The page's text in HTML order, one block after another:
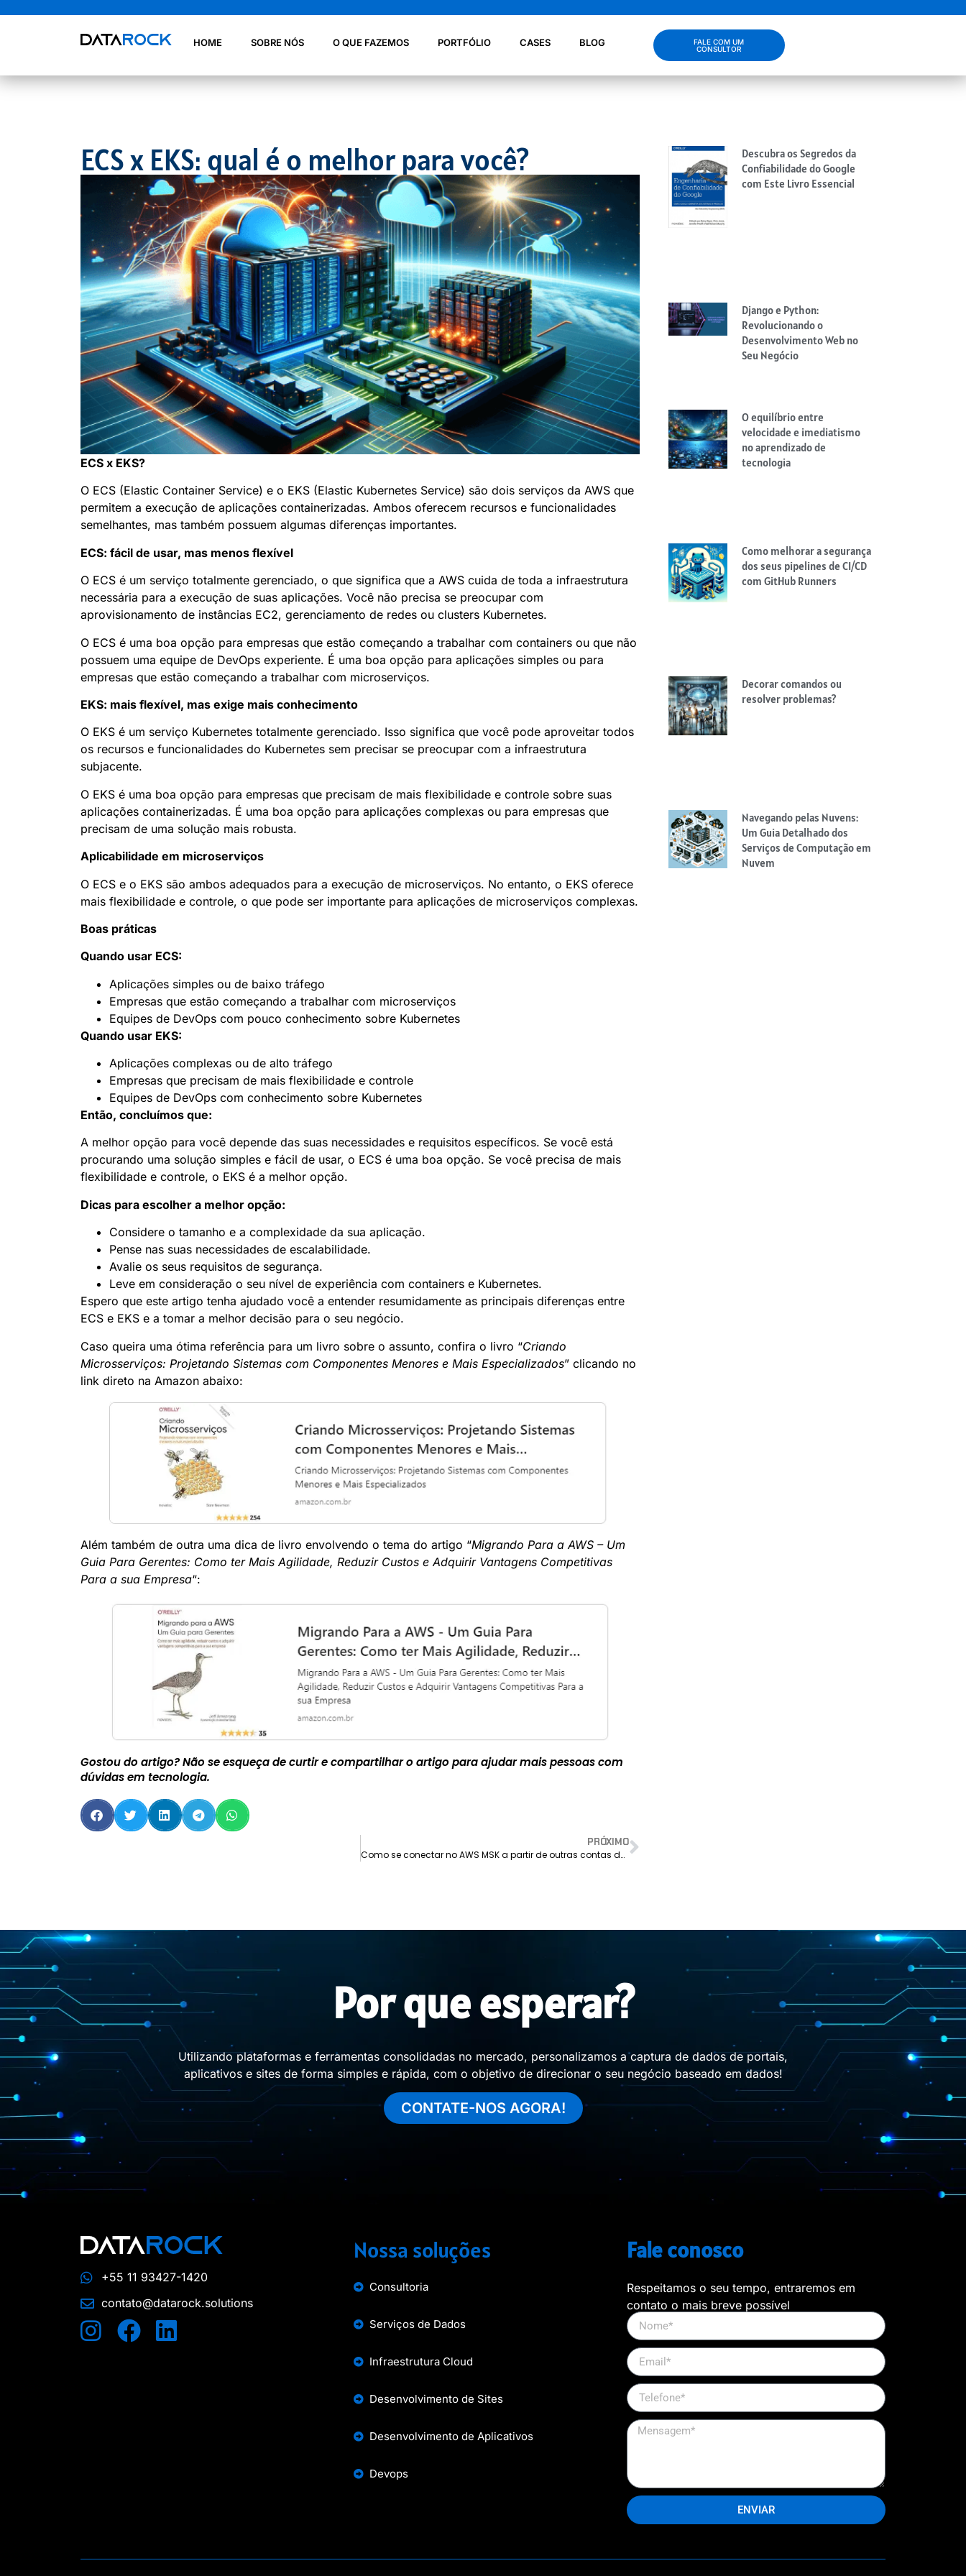
HOME SOBRE NÓS O QUE FAZEMOS PORTFÓLIO CASES BLOG
FALE COM UM
CONSULTOR
ECS x EKS: qual é o melhor para você?
ECS x EKS?
O ECS (Elastic Container Service) e o EKS (Elastic Kubernetes Service) são dois serviços da AWS que
permitem a execução de aplicações containerizadas. Ambos oferecem recursos e funcionalidades
semelhantes, mas também possuem algumas diferenças importantes.
ECS: fácil de usar, mas menos flexível
O ECS é um serviço totalmente gerenciado, o que significa que a AWS cuida de toda a infraestrutura
necessária para a execução de suas aplicações. Você não precisa se preocupar com
aprovisionamento de instâncias EC2, gerenciamento de redes ou clusters Kubernetes.
O ECS é uma boa opção para empresas que estão começando a trabalhar com containers ou que não
possuem uma equipe de DevOps experiente. É uma boa opção para aplicações simples ou para
empresas que estão começando a trabalhar com microserviços.
EKS: mais flexível, mas exige mais conhecimento
O EKS é um serviço Kubernetes totalmente gerenciado. Isso significa que você pode aproveitar todos
os recursos e funcionalidades do Kubernetes sem precisar se preocupar com a infraestrutura
subjacente.
O EKS é uma boa opção para empresas que precisam de mais flexibilidade e controle sobre suas
aplicações containerizadas. É uma boa opção para aplicações complexas ou para empresas que
precisam de uma solução mais robusta.
Aplicabilidade em microserviços
O ECS e o EKS são ambos adequados para a execução de microserviços. No entanto, o EKS oferece
mais flexibilidade e controle, o que pode ser importante para aplicações de microserviços complexas.
Boas práticas
Quando usar ECS:
Aplicações simples ou de baixo tráfego
Empresas que estão começando a trabalhar com microserviços
Equipes de DevOps com pouco conhecimento sobre Kubernetes
Quando usar EKS:
Aplicações complexas ou de alto tráfego
Empresas que precisam de mais flexibilidade e controle
Equipes de DevOps com conhecimento sobre Kubernetes
Então, concluímos que:
A melhor opção para você depende das suas necessidades e requisitos específicos. Se você está
procurando uma solução simples e fácil de usar, o ECS é uma boa opção. Se você precisa de mais
flexibilidade e controle, o EKS é a melhor opção.
Dicas para escolher a melhor opção:
Considere o tamanho e a complexidade da sua aplicação.
Pense nas suas necessidades de escalabilidade.
Avalie os seus requisitos de segurança.
Leve em consideração o seu nível de experiência com containers e Kubernetes.
Espero que este artigo tenha ajudado você a entender resumidamente as principais diferenças entre
ECS e EKS e a tomar a melhor decisão para o seu negócio.
Caso queira uma ótima referência para um livro sobre o assunto, confira o livro “Criando
Microsserviços: Projetando Sistemas com Componentes Menores e Mais Especializados” clicando no
link direto na Amazon abaixo:
Além também de outra uma dica de livro envolvendo o tema do artigo “Migrando Para a AWS – Um
Guia Para Gerentes: Como ter Mais Agilidade, Reduzir Custos e Adquirir Vantagens Competitivas
Para a sua Empresa“:
Gostou do artigo? Não se esqueça de curtir e compartilhar o artigo para ajudar mais pessoas com
dúvidas em tecnologia.
PRÓXIMO
Como se conectar no AWS MSK a partir de outras contas da AWS?
Descubra os Segredos da
Confiabilidade do Google
com Este Livro Essencial
Django e Python:
Revolucionando o
Desenvolvimento Web no
Seu Negócio
O equilíbrio entre
velocidade e imediatismo
no aprendizado de
tecnologia
Como melhorar a segurança
dos seus pipelines de CI/CD
com GitHub Runners
Decorar comandos ou
resolver problemas?
Navegando pelas Nuvens:
Um Guia Detalhado dos
Serviços de Computação em
Nuvem
Por que esperar?
Utilizando plataformas e ferramentas consolidadas no mercado, personalizamos a captura de dados de portais,
aplicativos e sites de forma simples e rápida, com o objetivo de direcionar o seu negócio baseado em dados!
CONTATE-NOS AGORA!
+55 11 93427-1420
contato@datarock.solutions
Nossa soluções
Consultoria
Serviços de Dados
Infraestrutura Cloud
Desenvolvimento de Sites
Desenvolvimento de Aplicativos
Devops
Fale conosco
Respeitamos o seu tempo, entraremos em
contato o mais breve possível
ENVIAR